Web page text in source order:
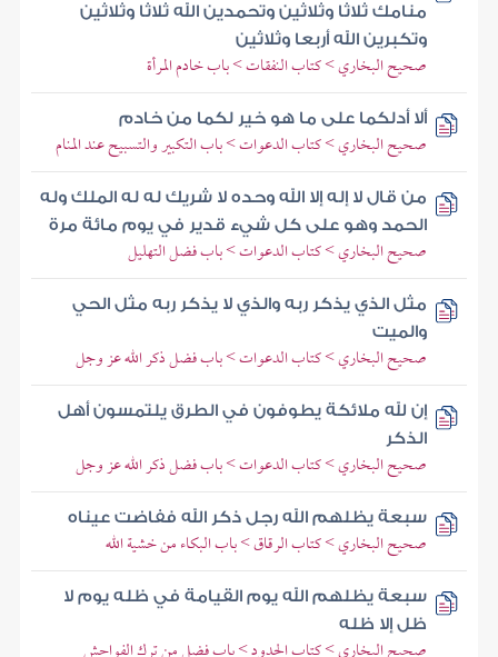
منامك ثلاثا وثلاثين وتحمدين الله ثلاثا وثلاثين
وتكبرين الله أربعا وثلاثين
صحيح البخاري > كتاب النفقات > باب خادم المرأة
ألا أدلكما على ما هو خير لكما من خادم
صحيح البخاري > كتاب الدعوات > باب التكبير والتسبيح عند المنام
من قال لا إله إلا الله وحده لا شريك له له الملك وله
الحمد وهو على كل شيء قدير في يوم مائة مرة
صحيح البخاري > كتاب الدعوات > باب فضل التهليل
مثل الذي يذكر ربه والذي لا يذكر ربه مثل الحي
والميت
صحيح البخاري > كتاب الدعوات > باب فضل ذكر الله عز وجل
إن لله ملائكة يطوفون في الطرق يلتمسون أهل
الذكر
صحيح البخاري > كتاب الدعوات > باب فضل ذكر الله عز وجل
سبعة يظلهم الله رجل ذكر الله ففاضت عيناه
صحيح البخاري > كتاب الرقاق > باب البكاء من خشية الله
سبعة يظلهم الله يوم القيامة في ظله يوم لا
ظل إلا ظله